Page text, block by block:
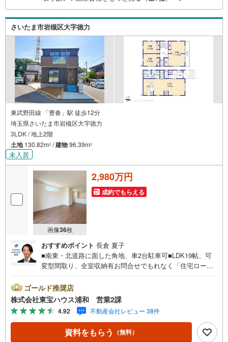
で参加もできます・お気軽にご相談下さい～営業時間～9:3
0～18:30こちらのお時間でしたらお電話でのお問合せがス
ムーズですお気軽にお問合せください
さいたま市岩槻区大字徳力
東武野田線 「豊春」駅 徒歩12分
埼玉県さいたま市岩槻区大字徳力
3LDK / 地上2階
土地130.82m2 /建物96.39m2
未入居
画像36枚
2,980万円
成約でもらえる
おすすめポイント 長倉 夏子
■南東・北道路に面した角地、車2台駐車可■LDK19帖、可
変型間取り、全室収納有お問合せでもれなく「住宅ローン
ちらの時間帯はお電話でのお問い合わせがスムーズにご案
内できますぜひお気軽にご連絡下さい！東宝ハウスライフ
ソリューションズグループ 東宝ハウス浦和 特別提携金
利〔一例〕東宝ハウス浦和の住宅ローン■変動金利全期間引
下げプラン⇒住宅ローン金利優遇割の最大適用《0.89％》
と某信用金庫金利1.275％の比較借入金4000万円返済期間3
ゴールド推奨店
株式会社東宝ハウス浦和 営業2課
4.92 不動産会社レビュー 38件
資料をもらう （無料）